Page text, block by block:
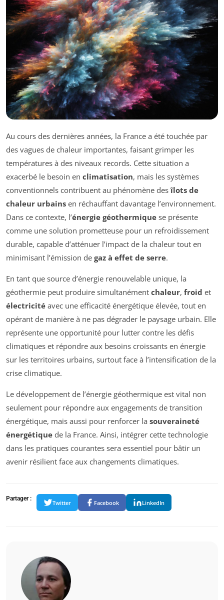
Au cours des dernières années, la France a été touchée par
des vagues de chaleur importantes, faisant grimper les
températures à des niveaux records. Cette situation a
exacerbé le besoin en climatisation, mais les systèmes
conventionnels contribuent au phénomène desîlots de
chaleur urbains en réchauffant davantage l’environnement.
Dans ce contexte, l’énergie géothermique se présente
comme une solution prometteuse pour un refroidissement
durable, capable d’atténuer l’impact de la chaleur tout en
minimisant l’émission de gaz à effet de serre.
En tant que source d’énergie renouvelable unique, la
géothermie peut produire simultanément chaleur, froid et
électricité avec une efficacité énergétique élevée, tout en
opérant de manière à ne pas dégrader le paysage urbain. Elle
représente une opportunité pour lutter contre les défis
climatiques et répondre aux besoins croissants en énergie
sur les territoires urbains, surtout face à l’intensification de la
crise climatique.
Le développement de l’énergie géothermique est vital non
seulement pour répondre aux engagements de transition
énergétique, mais aussi pour renforcer la souveraineté
énergétique de la France. Ainsi, intégrer cette technologie
dans les pratiques courantes sera essentiel pour bâtir un
avenir résilient face aux changements climatiques.
Partager :
Twitter Facebook LinkedIn